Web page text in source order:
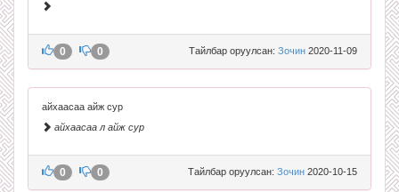
Тайлбар оруулсан: Зочин 2020-11-09
0 0
айхаасаа айж сур
айхаасаа л айж сур
Тайлбар оруулсан: Зочин 2020-10-15
0 0